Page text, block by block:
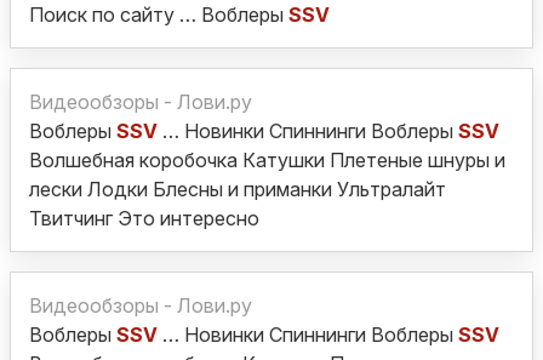
Поиск по сайту … Воблеры SSV
Видеообзоры - Лови.ру
Воблеры SSV … Новинки Спиннинги Воблеры SSV
Волшебная коробочка Катушки Плетеные шнуры и
лески Лодки Блесны и приманки Ультралайт
Твитчинг Это интересно
Видеообзоры - Лови.ру
Воблеры SSV … Новинки Спиннинги Воблеры SSV